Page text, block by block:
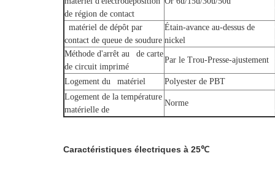
de région de contact
matériel de dépôt par
contact de queue de soudure
Étain-avance au-dessus de
nickel
Méthode d'arrêt au de carte
de circuit imprimé
Par le Trou-Presse-ajustement
Logement du matériel Polyester de PBT
Logement de la température
matérielle de
Norme
Caractéristiques électriques à 25℃